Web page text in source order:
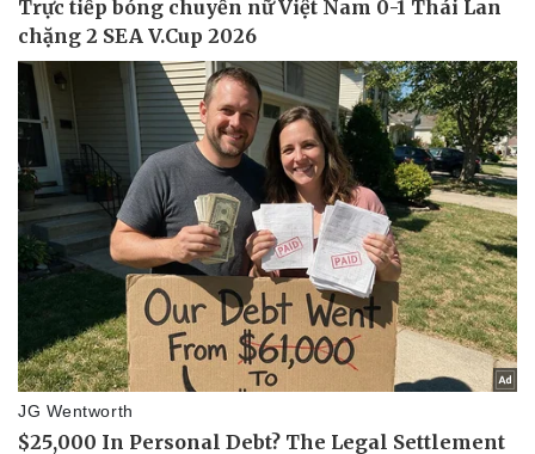
Doanh nghiệp
Thông tin doanh nghiệp
Doanh nghiệp 24h
Doanh nhân
Công nghệ
Sành điệu
Tin Công nghệ